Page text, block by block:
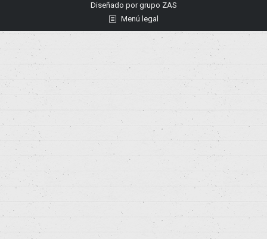
Diseñado porgrupo ZAS
Menú legal